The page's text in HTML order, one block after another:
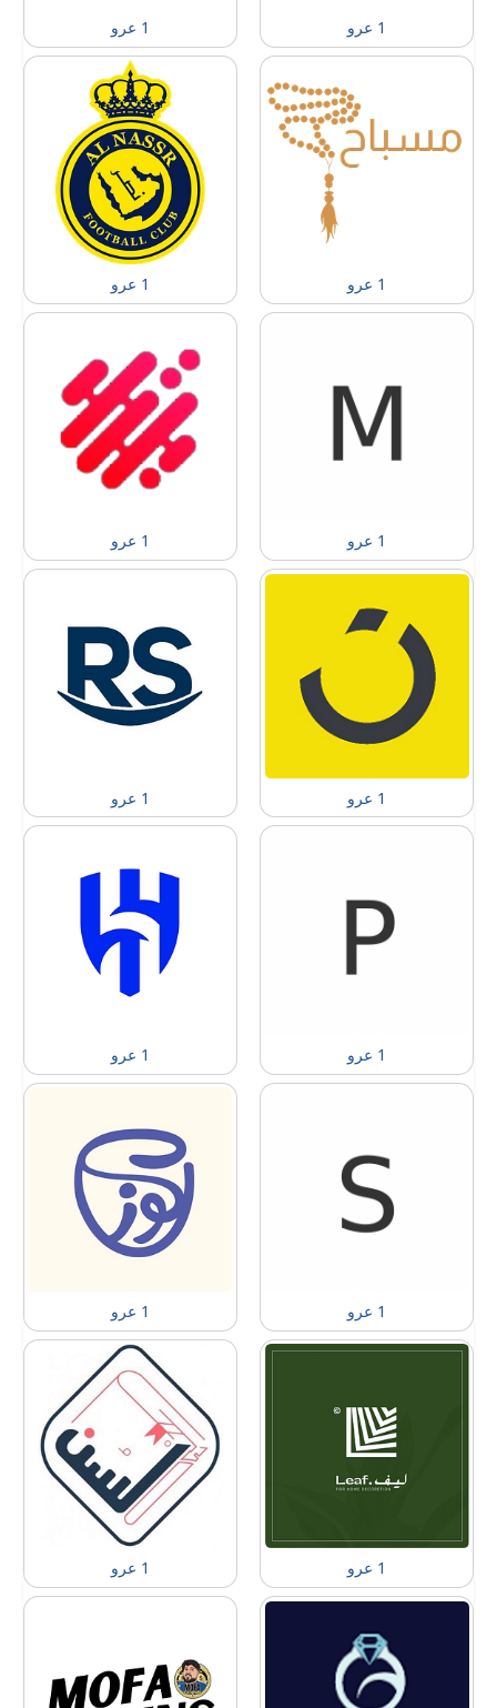
1 عرو 1 عرو
1 عرو 1 عرو
1 عرو 1 عرو
1 عرو 1 عرو
1 عرو 1 عرو
1 عرو 1 عرو
1 عرو 1 عرو